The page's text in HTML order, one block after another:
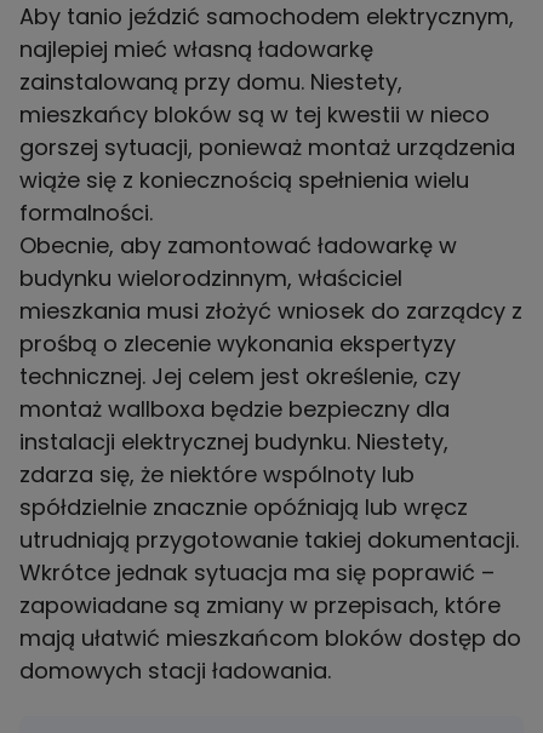
Aby tanio jeździć samochodem elektrycznym,
najlepiej mieć własną ładowarkę
zainstalowaną przy domu. Niestety,
mieszkańcy bloków są w tej kwestii w nieco
gorszej sytuacji, ponieważ montaż urządzenia
wiąże się z koniecznością spełnienia wielu
formalności.
Obecnie, aby zamontować ładowarkę w
budynku wielorodzinnym, właściciel
mieszkania musi złożyć wniosek do zarządcy z
prośbą o zlecenie wykonania ekspertyzy
technicznej. Jej celem jest określenie, czy
montaż wallboxa będzie bezpieczny dla
instalacji elektrycznej budynku. Niestety,
zdarza się, że niektóre wspólnoty lub
spółdzielnie znacznie opóźniają lub wręcz
utrudniają przygotowanie takiej dokumentacji.
Wkrótce jednak sytuacja ma się poprawić –
zapowiadane są zmiany w przepisach, które
mają ułatwić mieszkańcom bloków dostęp do
domowych stacji ładowania.